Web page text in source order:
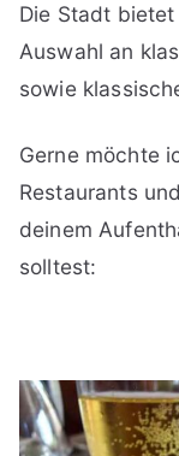
Die Stadt
Auswahl an
sowie
Gerne möchte
Restaurants
deinem
solltest: